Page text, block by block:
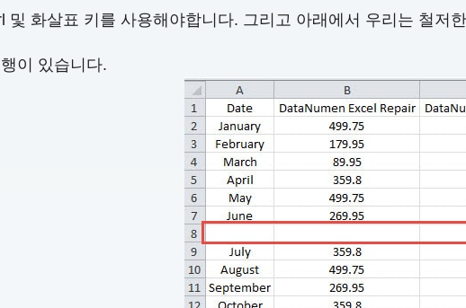
및 화살표 키를 사용해야합니다. 그리고 아래에서 우리는 철저
이 있습니다.